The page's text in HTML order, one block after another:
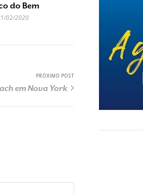
do Bem
02/2020
PRÓXIMO POST
em Nova York